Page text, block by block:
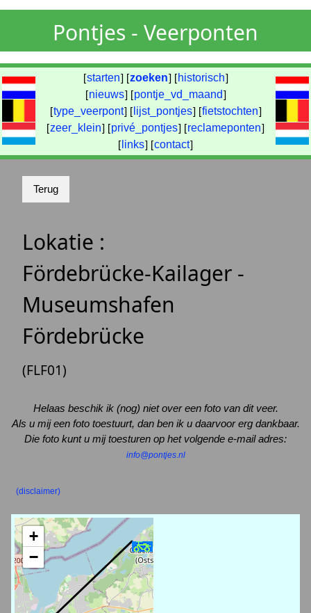
Pontjes - Veerponten
[starten] [zoeken] [ historisch]
[nieuws] [pontje_vd_maand]
[type_veerpont] [ lijst_pontjes] [fietstochten]
[zeer_klein] [privé_pontjes] [reclameponten]
[ links] [contact]
Lokatie :
Fördebrücke-Kailager -
Museumshafen
Fördebrücke
(FLF01)
Helaas beschik ik (nog) niet over een foto van dit veer.
Als u mij een foto toestuurt, dan ben ik u daarvoor erg dankbaar.
Die foto kunt u mij toesturen op het volgende e-mail adres:
info@pontjes.nl
(disclaimer)
+
−